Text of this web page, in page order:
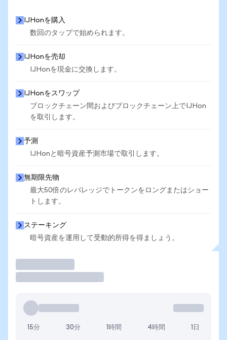
IJHonを購入
数回のタップで始められます。
IJHonを売却
IJHonを現金に交換します。
IJHonをスワップ
ブロックチェーン間およびブロックチェーン上でIJHon
を取引します。
予測
IJHonと暗号資産予測市場で取引します。
無期限先物
最大50倍のレバレッジでトークンをロングまたはショー
トします。
ステーキング
暗号資産を運用して受動的所得を得ましょう。
15分 30分 1時間 4時間 1日